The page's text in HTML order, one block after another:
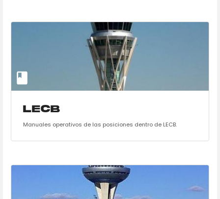
LECB
Manuales operativos de las posiciones dentro de LECB.